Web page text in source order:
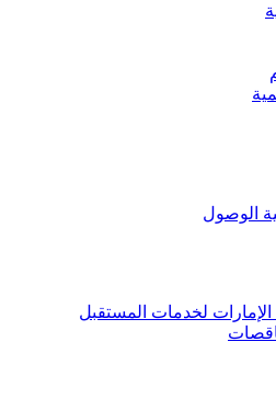
الوصول
لخدمات المستقبل